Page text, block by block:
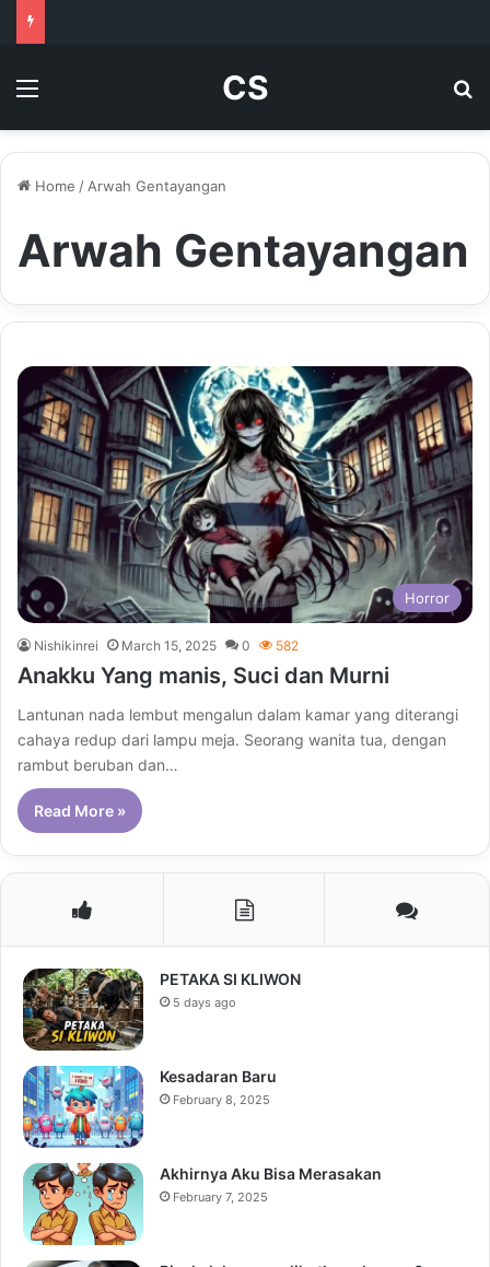
Menu CS
Home / Arwah Gentayangan
Arwah Gentayangan
Horror
Nishikinrei March 15, 2025 0 582
Anakku Yang manis, Suci dan Murni
Lantunan nada lembut mengalun dalam kamar yang diterangi
cahaya redup dari lampu meja. Seorang wanita tua, dengan
rambut beruban dan…
Read More »
PETAKA SI KLIWON
5 days ago
Kesadaran Baru
February 8, 2025
Akhirnya Aku Bisa Merasakan
February 7, 2025